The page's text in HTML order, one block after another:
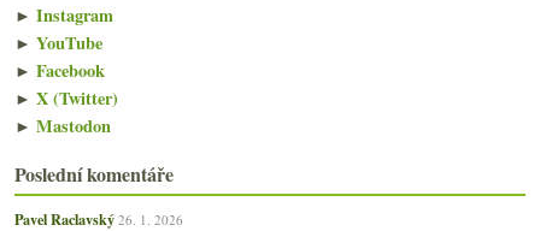
► Instagram
► YouTube
► Facebook
► X (Twitter)
► Mastodon
Poslední komentáře
Pavel Raclavský 26. 1. 2026